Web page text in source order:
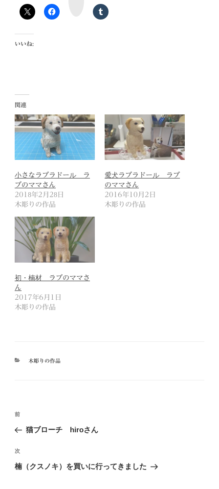
いいね:
関連
小さなラブラドール ラ
ブのママさん
2018年2月28日
木彫りの作品
愛犬ラブラドール ラブ
のママさん
2016年10月2日
木彫りの作品
初・楠材 ラブのママさ
ん
2017年6月1日
木彫りの作品
カ
木彫りの作品
ナ
ビ
ゲ
前
の
稿
前
猫ブローチ hiroさん
次
の
次
楠（クスノキ）を買いに行ってきました